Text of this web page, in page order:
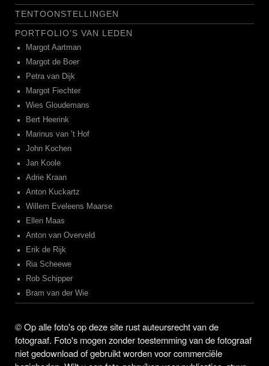
TENTOONSTELLINGEN
PORTFOLIO’S VAN LEDEN
Margot Aartman
Margot de Boer
Petra van Dijk
Margot Fiechter
Wies Gloudemans
Bert Heerink
Marinus van ’t Hof
John Kochen
Jan Koole
Adrie Kraan
Anton Kuckartz
Willem Eveleens Maarse
Ellen Maas
Anton van Overveld
Erik de Rijk
Ria Scheewe
Rob Schipper
Bram van der Wie
©Op alle foto's op deze site rust auteursrecht van de
fotograaf. Foto's mogen zonder toestemming van de fotograaf
niet gedownload of gebruikt worden voor commerciële